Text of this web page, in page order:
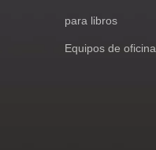
para libros
Equipos de oficina